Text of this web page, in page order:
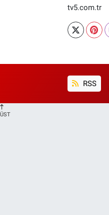
tv5.com.tr
RSS
ÜST